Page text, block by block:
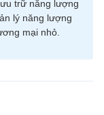
trữ năng lượng
lý năng lượng
mại nhỏ.